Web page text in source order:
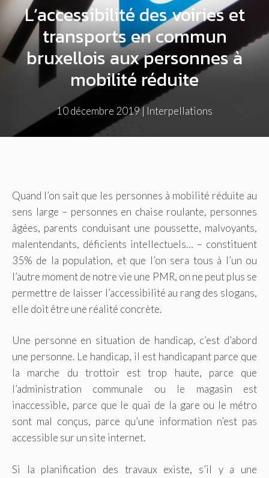
L’accessibilité des voiries et
transports en commun
bruxellois aux personnes à
mobilité réduite
10 décembre 2019| Interpellations
Quand l’on sait que les personnes à mobilité réduite au
sens large – personnes en chaise roulante, personnes
âgées, parents conduisant une poussette, malvoyants,
malentendants, déficients intellectuels… – constituent
35% de la population, et que l’on sera tous à l’un ou
l’autre moment de notre vie une PMR, on ne peut plus se
permettre de laisser l’accessibilité au rang des slogans,
elle doit être une réalité concrète.
Une personne en situation de handicap, c’est d’abord
une personne. Le handicap, il est handicapant parce que
la marche du trottoir est trop haute, parce que
l’administration communale ou le magasin est
inaccessible, parce que le quai de la gare ou le métro
sont mal conçus, parce qu’une information n’est pas
accessible sur un site internet.
Si la planification des travaux existe, s’il y a une